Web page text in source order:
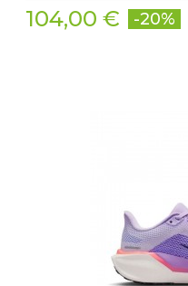
104,00 € -20%